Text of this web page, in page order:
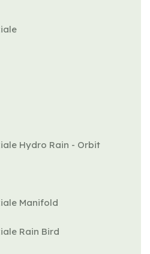
Hydro Rain - Orbit
Manifold
Rain Bird